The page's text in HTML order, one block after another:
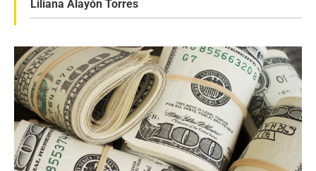
Liliana Alayón Torres